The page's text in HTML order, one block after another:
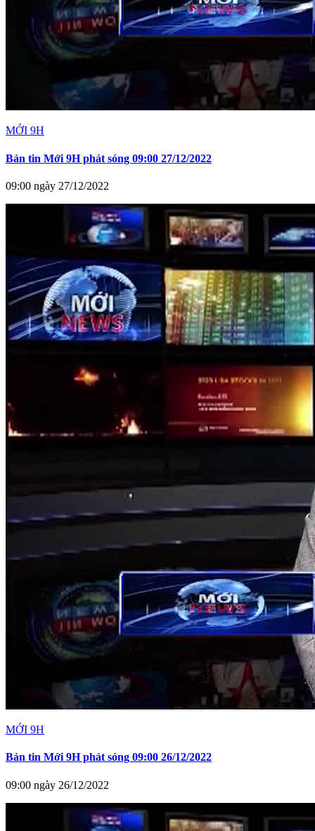
MỚI 9H
Bản tin Mới 9H phát sóng 09:00 27/12/2022
09:00 ngày 27/12/2022
MỚI 9H
Bản tin Mới 9H phát sóng 09:00 26/12/2022
09:00 ngày 26/12/2022